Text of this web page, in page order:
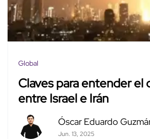
Global
Claves para entender el
entre Israel e Irán
Óscar Eduardo
Jun. 13, 2025